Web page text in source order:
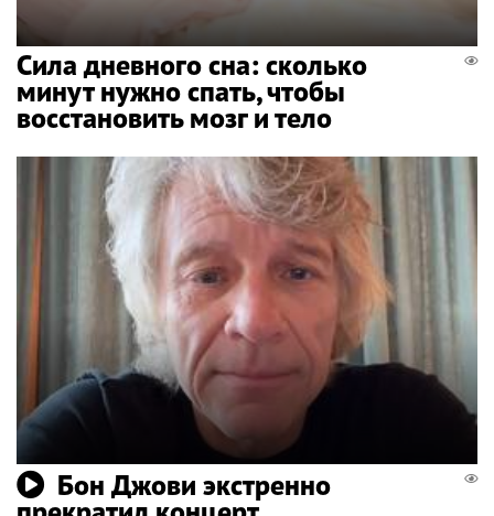
Сила дневного сна: сколько
минут нужно спать, чтобы
восстановить мозг и тело
Бон Джови экстренно